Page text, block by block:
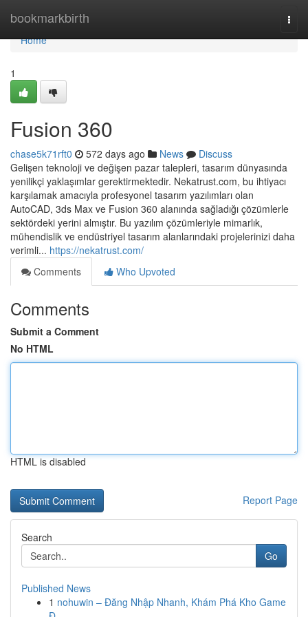
bookmarkbirth
Home
Home
1
Fusion 360
chase5k71rft0 572 days ago News
Discuss
Gelişen teknoloji ve değişen pazar talepleri, tasarım dünyasında
yenilikçi yaklaşımlar gerektirmektedir. Nekatrust.com, bu ihtiyacı
karşılamak amacıyla profesyonel tasarım yazılımları olan
AutoCAD, 3ds Max ve Fusion 360 alanında sağladığı çözümlerle
sektördeki yerini almıştır. Bu yazılım çözümleriyle mimarlık,
mühendislik ve endüstriyel tasarım alanlarındaki projelerinizi daha
verimli... https://nekatrust.com/
Comments
Who Upvoted
Comments
Submit a Comment
No HTML
HTML is disabled
Report Page
Search
Go
Published News
1 nohuwin – Đăng Nhập Nhanh, Khám Phá Kho Game